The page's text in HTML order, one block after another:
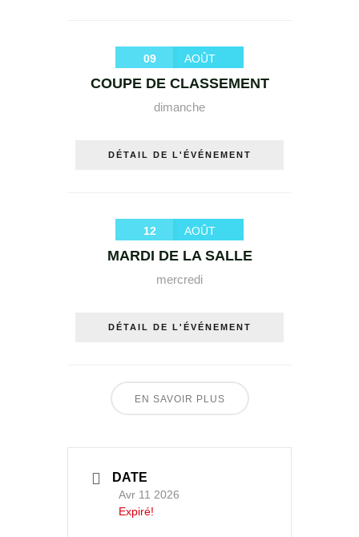
09 AOÛT
COUPE DE CLASSEMENT
dimanche
DÉTAIL DE L'ÉVÉNEMENT
12 AOÛT
MARDI DE LA SALLE
mercredi
DÉTAIL DE L'ÉVÉNEMENT
EN SAVOIR PLUS
DATE
Avr 11 2026
Expiré!